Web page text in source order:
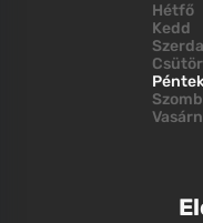
Hétfő
Kedd
Szerda